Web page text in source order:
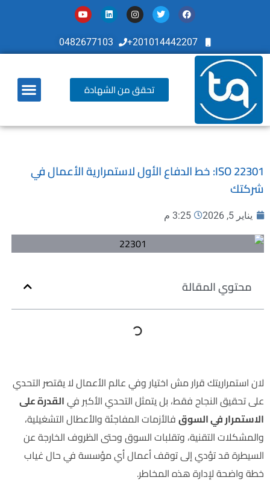
201014442207+
0482677103
تحقق من الشهادة
ISO 22301: خط الدفاع الأول لاستمرارية الأعمال في
شركتك
يناير 5, 2026 3:25 م
محتوي المقالة
لان استمراريتك قرار مش اختيار وفي عالم الأعمال لا يقتصر التحدي
على تحقيق النجاح فقط، بل يتمثل التحدي الأكبر فيالقدرة على
الاستمرار في السوقفالأزمات المفاجئة والأعطال التشغيلية،
والمشكلات التقنية، وتقلبات السوق وحتى الظروف الخارجة عن
السيطرة قد تؤدي إلى توقف أعمال أي مؤسسة في حال غياب
خطة واضحة لإدارة هذه المخاطر.